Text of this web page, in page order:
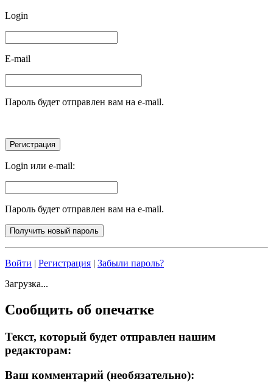
Login
E-mail
Пароль будет отправлен вам на e-mail.
Login или e-mail:
Пароль будет отправлен вам на e-mail.
Войти | Регистрация | Забыли пароль?
Загрузка...
Сообщить об опечатке
Текст, который будет отправлен нашим
редакторам:
Ваш комментарий (необязательно):